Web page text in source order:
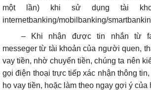
một lần) khi sử dụng tài
internetbanking/mobilbanking/
– Khi nhận được tin nhắn từ
messeger từ tài khoản của người quen,
vay tiền, nhờ chuyển tiền, chúng ta nên
gọi điện thoại trực tiếp xác nhận thông
họ vay tiền, hoặc làm theo ngay gợi ý của